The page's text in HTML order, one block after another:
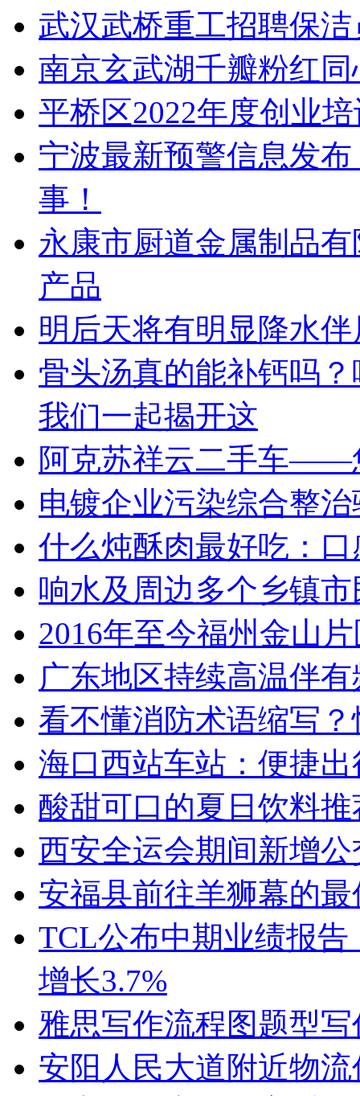
武汉武桥重工招聘保
南京玄武湖千瓣粉红
平桥区2022年度创业
宁波最新预警信息发
事！
永康市厨道金属制品
产品
明后天将有明显降水
骨头汤真的能补钙吗
我们一起揭开这
阿克苏祥云二手车——
电镀企业污染综合整
什么炖酥肉最好吃：
响水及周边多个乡镇
2016年至今福州金山
广东地区持续高温伴
看不懂消防术语缩写
海口西站车站：便捷
酸甜可口的夏日饮料推
西安全运会期间新增
安福县前往羊狮幕的
TCL公布中期业绩报告
增长3.7%
雅思写作流程图题型
安阳人民大道附近物